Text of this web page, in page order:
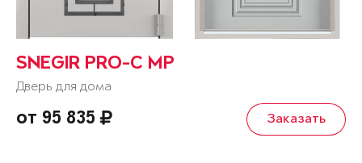
SNEGIR PRO-C MP
Дверь для дома
от 95 835 Заказать